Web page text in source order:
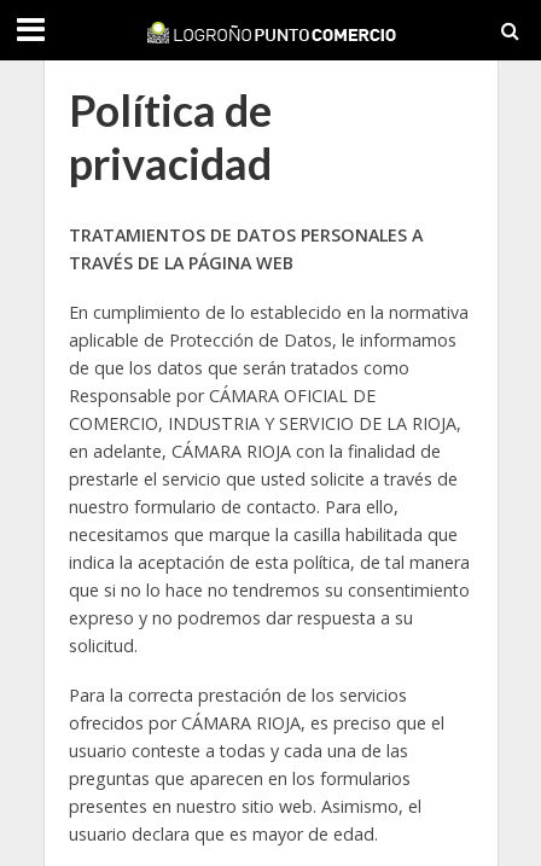
Política de
privacidad
TRATAMIENTOS DE DATOS PERSONALES A
TRAVÉS DE LA PÁGINA WEB
En cumplimiento de lo establecido en la normativa
aplicable de Protección de Datos, le informamos
de que los datos que serán tratados como
Responsable por CÁMARA OFICIAL DE
COMERCIO, INDUSTRIA Y SERVICIO DE LA RIOJA,
en adelante, CÁMARA RIOJA con la finalidad de
prestarle el servicio que usted solicite a través de
nuestro formulario de contacto. Para ello,
necesitamos que marque la casilla habilitada que
indica la aceptación de esta política, de tal manera
que si no lo hace no tendremos su consentimiento
expreso y no podremos dar respuesta a su
solicitud.
Para la correcta prestación de los servicios
ofrecidos por CÁMARA RIOJA, es preciso que el
usuario conteste a todas y cada una de las
preguntas que aparecen en los formularios
presentes en nuestro sitio web. Asimismo, el
usuario declara que es mayor de edad.